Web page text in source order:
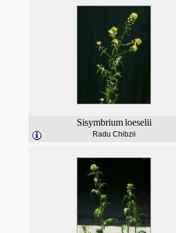
Sisymbrium loeselii
Radu Chibzii